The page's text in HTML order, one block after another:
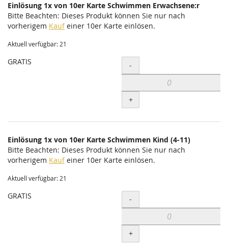
Einlösung 1x von 10er Karte Schwimmen Erwachsene:r
Bitte Beachten: Dieses Produkt können Sie nur nach
vorherigem Kaufeiner 10er Karte einlösen.
Aktuell verfügbar: 21
GRATIS Menge
-
+
Einlösung 1x von 10er Karte Schwimmen Kind (4-11)
Bitte Beachten: Dieses Produkt können Sie nur nach
vorherigem Kaufeiner 10er Karte einlösen.
Aktuell verfügbar: 21
GRATIS Menge
-
+